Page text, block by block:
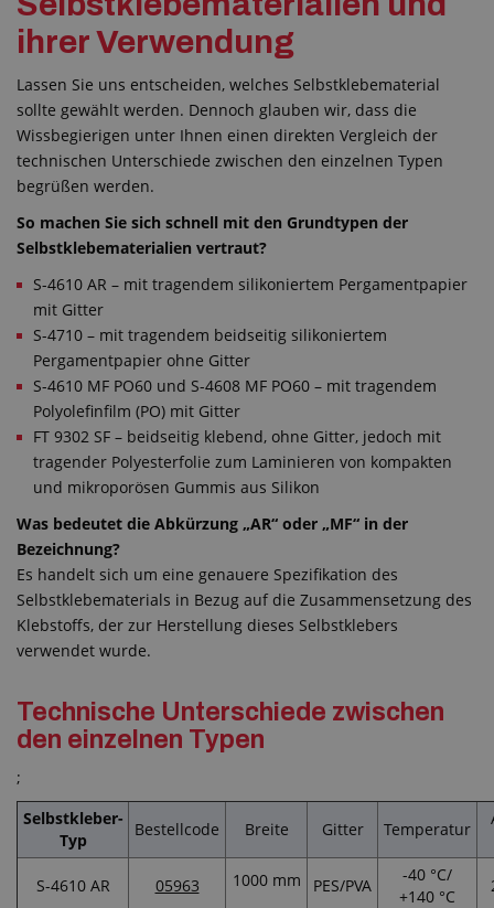
ihrer Verwendung
Lassen Sie uns entscheiden, welches Selbstklebematerial
sollte gewählt werden. Dennoch glauben wir, dass die
Wissbegierigen unter Ihnen einen direkten Vergleich der
technischen Unterschiede zwischen den einzelnen Typen
begrüßen werden.
So machen Sie sich schnell mit den Grundtypen der
Selbstklebematerialien vertraut?
S-4610 AR – mit tragendem silikoniertem Pergamentpapier
mit Gitter
S-4710 – mit tragendem beidseitig silikoniertem
Pergamentpapier ohne Gitter
S-4610 MF PO60 und S-4608 MF PO60 – mit tragendem
Polyolefinfilm (PO) mit Gitter
FT 9302 SF – beidseitig klebend, ohne Gitter, jedoch mit
tragender Polyesterfolie zum Laminieren von kompakten
und mikroporösen Gummis aus Silikon
Was bedeutet die Abkürzung „AR“ oder „MF“ in der
Bezeichnung?
Es handelt sich um eine genauere Spezifikation des
Selbstklebematerials in Bezug auf die Zusammensetzung des
Klebstoffs, der zur Herstellung dieses Selbstklebers
verwendet wurde.
Technische Unterschiede zwischen
den einzelnen Typen
;
Selbstkleber-
Typ
Bestellcode Breite Gitter Temperatur
S-4610 AR 05963 1000 mm PES/PVA
-40 °C/
+140 °C